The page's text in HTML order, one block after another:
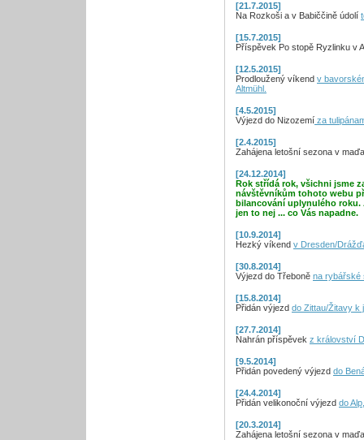
[21.7.2015]
Na Rozkoši a v Babiččině údolí
[15.7.2015]
Příspěvek Po stopě Ryzlinku v
[12.5.2015]
Prodloužený víkend v
Altmühl.
[4.5.2015]
Výjezd do Nizozemí za
[2.4.2015]
Zahájena letošní sezona v
[24.12.2014]
Rok střídá rok, všichni jsme
návštěvníkům tohoto webu
bilancování uplynulého roku.
jen to nej ... co Vás napadne.
[10.9.2014]
Hezký víkend v Dresden/
[30.8.2014]
Výjezd do Třeboně na rybářské
[15.8.2014]
Přidán výjezd do Zittau/Žitavy k
[27.7.2014]
Nahrán příspěvek z království
[9.5.2014]
Přidán povedený výjezd do
[24.4.2014]
Přidán velikonoční výjezd do
[20.3.2014]
Zahájena letošní sezona v